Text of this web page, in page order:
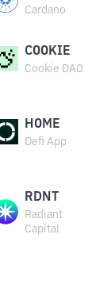
Cardano
COOKIE
Cookie DAO
HOME
Defi App
RDNT
Radiant
Capital